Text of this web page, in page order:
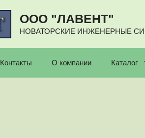
ООО "ЛАВЕНТ"
НОВАТОРСКИЕ ИНЖЕНЕРНЫЕ
Контакты О компании Каталог